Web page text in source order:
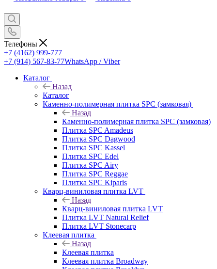
Телефоны
+7 (4162) 999-777
+7 (914) 567-83-77WhatsApp / Viber
Каталог
Назад
Каталог
Каменно-полимерная плитка SPC (замковая)
Назад
Каменно-полимерная плитка SPC (замковая)
Плитка SPC Amadeus
Плитка SPC Dagwood
Плитка SPC Kassel
Плитка SPC Edel
Плитка SPC Airy
Плитка SPC Reggae
Плитка SPC Kiparis
Кварц-виниловая плитка LVT
Назад
Кварц-виниловая плитка LVT
Плитка LVT Natural Relief
Плитка LVT Stonecarp
Клеевая плитка
Назад
Клеевая плитка
Клеевая плитка Broadway